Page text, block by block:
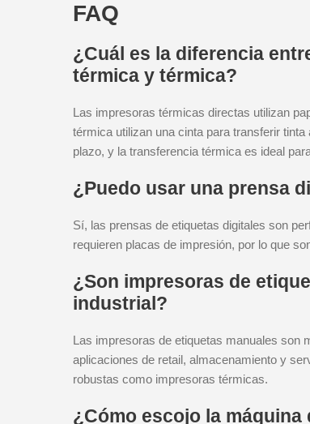
FAQ
¿Cuál es la diferencia
térmica y térmica?
Las impresoras térmicas directas utilizan
térmica utilizan una cinta para transferir
plazo, y la transferencia térmica es ideal
¿Puedo usar una prensa
Sí, las prensas de etiquetas digitales son
requieren placas de impresión, por lo que
¿Son impresoras de
industrial?
Las impresoras de etiquetas manuales son
aplicaciones de retail, almacenamiento y
robustas como impresoras térmicas.
¿Cómo escojo la